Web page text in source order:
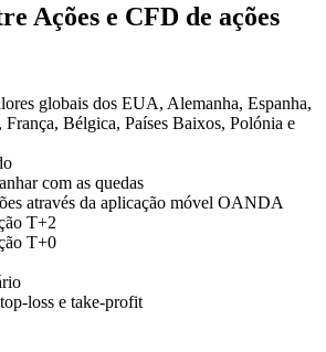
Ações e CFD de ações
globais dos EUA, Alemanha, Espanha,
Bélgica, Países Baixos, Polónia e
com as quedas
através da aplicação móvel OANDA
T+2
T+0
loss e take-profit